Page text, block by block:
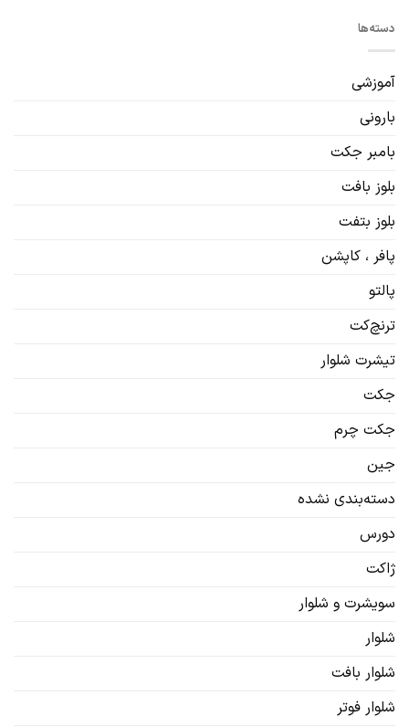
دسته‌ها
آموزشی
بارونی
بامبر جکت
بلوز بافت
بلوز بتفت
پافر ، کاپشن
پالتو
ترنچ‌کت
تیشرت شلوار
جکت
جکت چرم
جین
دسته‌بندی نشده
دورس
ژاکت
سویشرت‌ و شلوار
شلوار
شلوار بافت
شلوار فوتر